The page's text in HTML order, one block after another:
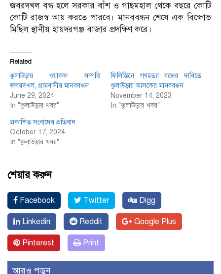
জবরদখল বন্ধ হলে সরকার বাঁশ ও গাছমহাল থেকে বছরে কোটি
কোটি রাজস্ব আয় করতে পারবে। মানববন্ধন শেষে এক বিক্ষোভ
মিছিল স্থানীয় হায়দরগঞ্জ বাজার প্রদক্ষিণ করে।
Related
কুলাউড়ায় ওয়াকফ সম্পত্তি
জবরদখল, গ্রামবাসীর মানববন্ধন
June 29, 2024
In "কুলাউড়ার খবর"
ফিলিস্তিনে গণহত্যা বন্ধের দাবিতে
কুলাউড়ায় আসকের মানববন্ধন
November 14, 2023
In "কুলাউড়ার খবর"
প্রকাশিত সংবাদের প্রতিবাদ
October 17, 2024
In "কুলাউড়ার খবর"
শেয়ার করুন
Facebook Twitter Digg
Linkedin Reddit Google Plus
Pinterest Print
আরও পড়ুন